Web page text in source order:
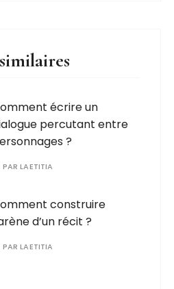
écrire un
percutant entre
?
PARLAETITIA
construire
d’un récit ?
PARLAETITIA